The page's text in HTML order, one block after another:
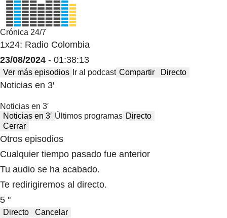
Crónica 24/7
1x24: Radio Colombia
23/08/2024 - 01:38:13
Ver más episodios Ir al podcast Compartir Directo
Noticias en 3′
Noticias en 3′
Noticias en 3′ Últimos programas Directo
Cerrar
Otros episodios
Cualquier tiempo pasado fue anterior
Tu audio se ha acabado.
Te redirigiremos al directo.
5 "
Directo
Cancelar